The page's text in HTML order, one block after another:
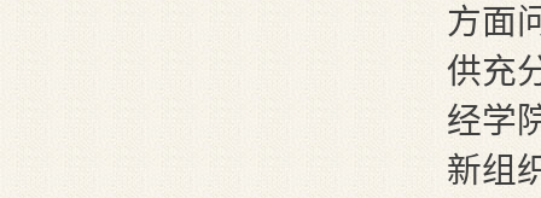
方面
供充
经学
新组